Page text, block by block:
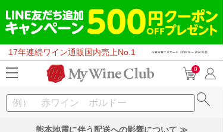
17年連続ワイン通販国内売上No.1
0
熊本地震に伴う配送への影響について ≫